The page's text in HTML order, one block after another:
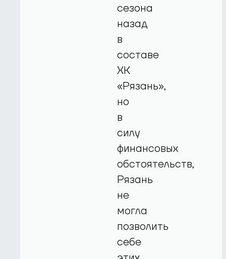
сезона
назад
в
составе
ХК
«Рязань»,
но
в
силу
финансовых
обстоятельств,
Рязань
не
могла
позволить
себе